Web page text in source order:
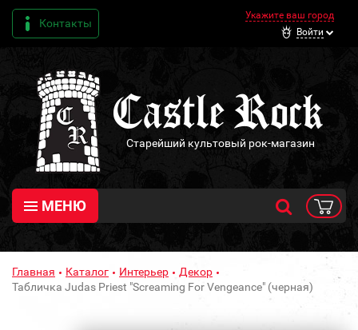
Контакты
Укажите ваш город
Войти
Старейший культовый рок-магазин
МЕНЮ
Главная Каталог Интерьер
Декор
Табличка Judas Priest "Screaming For Vengeance" (черная)